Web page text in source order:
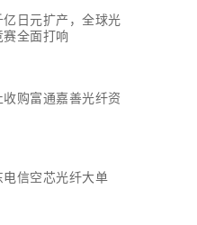
日元扩产，全球光
全面打响
购富通嘉善光纤资
信空芯光纤大单